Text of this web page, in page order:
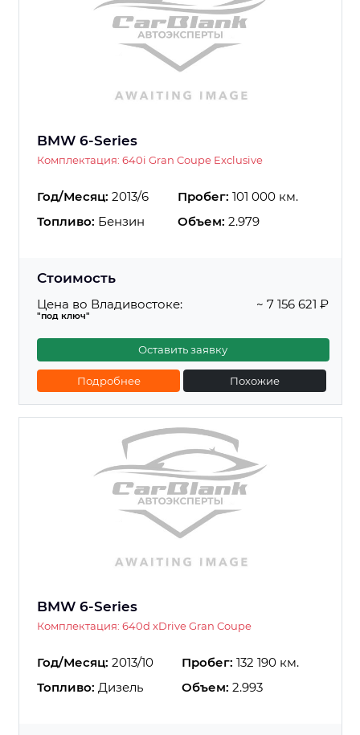
BMW 6-Series
Комплектация: 640i Gran Coupe Exclusive
Год/Месяц: 2013/6 Пробег: 101 000 км.
Топливо: Бензин Объем: 2.979
Стоимость
Цена во Владивостоке:
"под ключ"
~ 7 156 621 ₽
Оставить заявку
Подробнее Похожие
BMW 6-Series
Комплектация: 640d xDrive Gran Coupe
Год/Месяц: 2013/10 Пробег: 132 190 км.
Топливо: Дизель Объем: 2.993